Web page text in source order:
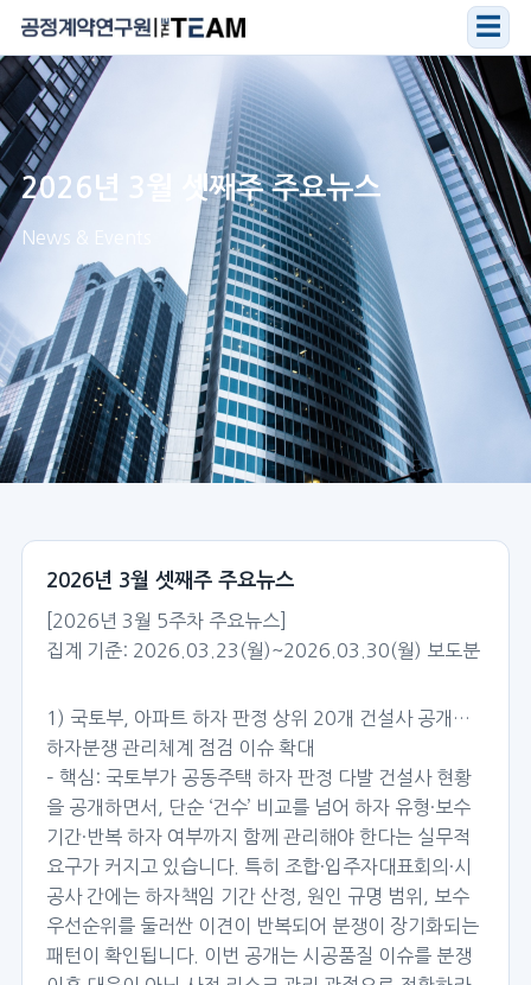
☰
2026년 3월 셋째주 주요뉴스
News & Events
2026년 3월 셋째주 주요뉴스
[2026년 3월 5주차 주요뉴스]
집계 기준: 2026.03.23(월)~2026.03.30(월) 보도분
1) 국토부, 아파트 하자 판정 상위 20개 건설사 공개…
하자분쟁 관리체계 점검 이슈 확대
– 핵심: 국토부가 공동주택 하자 판정 다발 건설사 현황
을 공개하면서, 단순 ‘건수’ 비교를 넘어 하자 유형·보수
기간·반복 하자 여부까지 함께 관리해야 한다는 실무적
요구가 커지고 있습니다. 특히 조합·입주자대표회의·시
공사 간에는 하자책임 기간 산정, 원인 규명 범위, 보수
우선순위를 둘러싼 이견이 반복되어 분쟁이 장기화되는
패턴이 확인됩니다. 이번 공개는 시공품질 이슈를 분쟁